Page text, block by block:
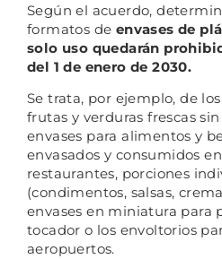
Según el acuerdo,
formatos de envases de
solo uso quedarán
del 1 de enero de 2030.
Se trata, por ejemplo, de
frutas y verduras frescas
envases para alimentos y
envasados ​​y consumidos
restaurantes, porciones
(condimentos, salsas,
envases en miniatura para
tocador o los envoltorios
aeropuertos.